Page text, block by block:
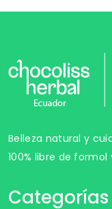
Belleza natural y
100% libre de
Categorías